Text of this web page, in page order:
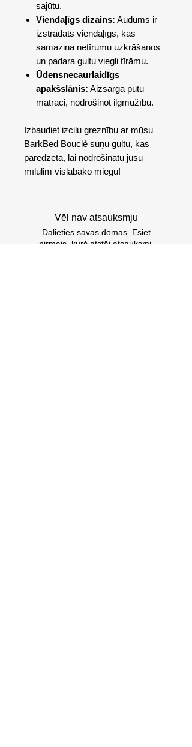
sajūtu.
Viendaļīgs dizains: Audums ir
izstrādāts viendaļīgs, kas
samazina netīrumu uzkrāšanos
un padara gultu viegli tīrāmu.
Ūdensnecaurlaidīgs
apakšslānis: Aizsargā putu
matraci, nodrošinot ilgmūžību.
Izbaudiet izcilu greznību ar mūsu
BarkBed Bouclé suņu gultu, kas
paredzēta, lai nodrošinātu jūsu
mīlulim vislabāko miegu!
Vēl nav atsauksmju
Dalieties savās domās. Esiet
pirmais, kurš atstāj atsauksmi.